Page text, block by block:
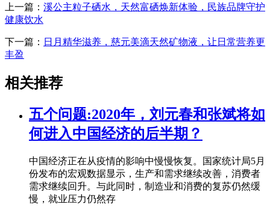
上一篇： 溪公主粒子硒水，天然富硒焕新体验，民族品牌守护
健康饮水
下一篇： 日月精华滋养，慈元美滴天然矿物液，让日常营养更
丰盈
相关推荐
五个问题:2020年，刘元春和张斌将如
何进入中国经济的后半期？
中国经济正在从疫情的影响中慢慢恢复。国家统计局5月
份发布的宏观数据显示，生产和需求继续改善，消费者
需求继续回升。与此同时，制造业和消费的复苏仍然缓
慢，就业压力仍然存